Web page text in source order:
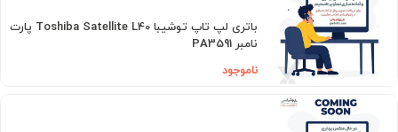
باتری لپ تاپ توشیبا Toshiba Satellite L40 پارت
نامبر PA3591
ناموجود